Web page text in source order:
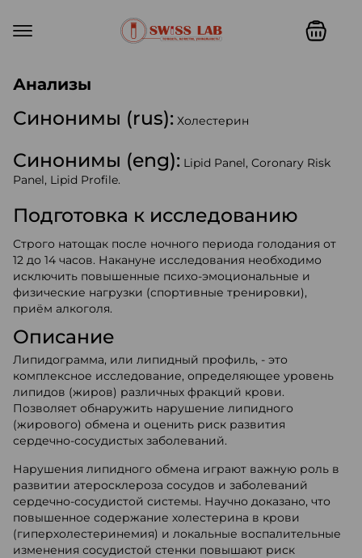
Анализы
Синонимы (rus): Холестерин
Синонимы (eng): Lipid Panel, Coronary Risk
Panel, Lipid Profile.
Подготовка к исследованию
Строго натощак после ночного периода голодания от
12 до 14 часов. Накануне исследования необходимо
исключить повышенные психо-эмоциональные и
физические нагрузки (спортивные тренировки),
приём алкоголя.
Описание
Липидограмма, или липидный профиль, - это
комплексное исследование, определяющее уровень
липидов (жиров) различных фракций крови.
Позволяет обнаружить нарушение липидного
(жирового) обмена и оценить риск развития
сердечно-сосудистых заболеваний.
Нарушения липидного обмена играют важную роль в
развитии атеросклероза сосудов и заболеваний
сердечно-сосудистой системы. Научно доказано, что
повышенное содержание холестерина в крови
(гиперхолестеринемия) и локальные воспалительные
изменения сосудистой стенки повышают риск